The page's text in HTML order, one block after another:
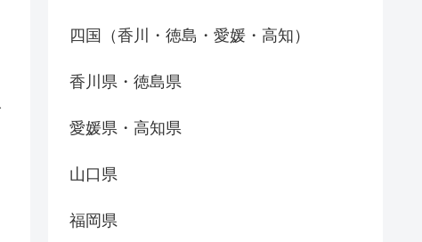
四国（香川・徳島・愛媛・高知）
香川県・徳島県
愛媛県・高知県
山口県
福岡県